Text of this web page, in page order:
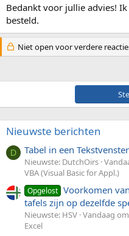
Bedankt voor jullie advies!
besteld.
Niet open voor verdere
Nieuwste berichten
D Tabel in een
Nieuwste: DutchOirs
VBA (Visual Basic for Appl.)
Opgelost Voorkomen
tafels zijn op dezelfde
Nieuwste: HSV Vandaag
Excel